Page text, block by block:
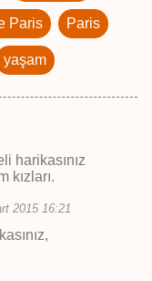
Paris Paris
yaşam
harikasınız
kızları.
2015 16:21